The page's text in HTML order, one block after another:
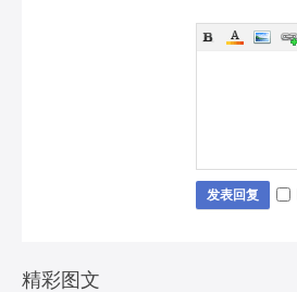
发表回复
精彩图文